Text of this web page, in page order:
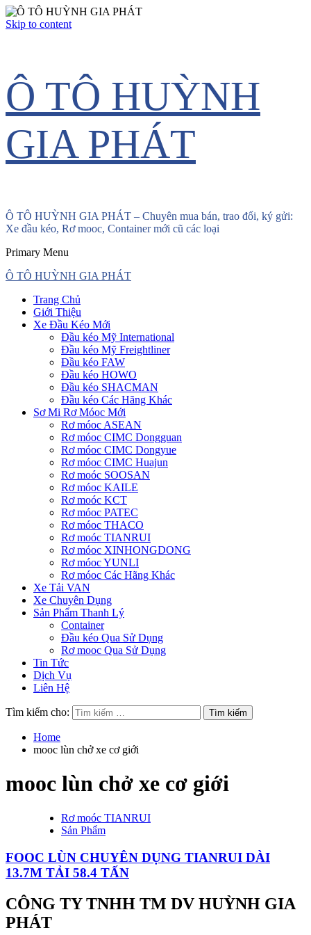
Skip to content
Ô TÔ HUỲNH
GIA PHÁT
Ô TÔ HUỲNH GIA PHÁT – Chuyên mua bán, trao đổi, ký gửi:
Xe đầu kéo, Rơ mooc, Container mới cũ các loại
Primary Menu
Ô TÔ HUỲNH GIA PHÁT
Trang Chủ
Giới Thiệu
Xe Đầu Kéo Mới
Đầu kéo Mỹ International
Đầu kéo Mỹ Freightliner
Đầu kéo FAW
Đầu kéo HOWO
Đầu kéo SHACMAN
Đầu kéo Các Hãng Khác
Sơ Mi Rơ Móoc Mới
Rơ móoc ASEAN
Rơ móoc CIMC Dongguan
Rơ móoc CIMC Dongyue
Rơ móoc CIMC Huajun
Rơ moóc SOOSAN
Rơ móoc KAILE
Rơ moóc KCT
Rơ móoc PATEC
Rơ móoc THACO
Rơ moóc TIANRUI
Rơ móoc XINHONGDONG
Rơ móoc YUNLI
Rơ móoc Các Hãng Khác
Xe Tải VAN
Xe Chuyên Dụng
Sản Phẩm Thanh Lý
Container
Đầu kéo Qua Sử Dụng
Rơ mooc Qua Sử Dụng
Tin Tức
Dịch Vụ
Liên Hệ
Tìm kiếm cho:
Home
mooc lùn chở xe cơ giới
mooc lùn chở xe cơ giới
Rơ moóc TIANRUI
Sản Phẩm
FOOC LÙN CHUYÊN DỤNG TIANRUI DÀI
13.7M TẢI 58.4 TẤN
CÔNG TY TNHH TM DV HUỲNH GIA
PHÁT